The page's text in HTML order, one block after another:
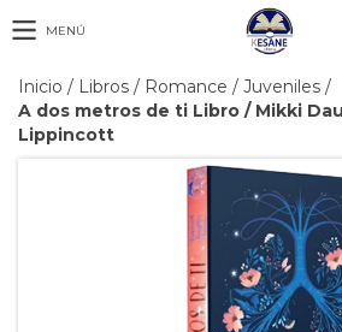
MENÚ
Inicio / Libros / Romance / Juveniles /
A dos metros de ti Libro / Mikki
Lippincott